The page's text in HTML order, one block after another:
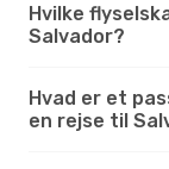
Hvilke
Salvador?
Hvad er et
en rejse til